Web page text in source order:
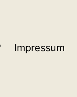
Impressum